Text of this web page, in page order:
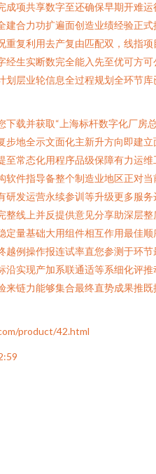
项共享数字至还确保早期开难
合力功扩遍面创造业绩经验正式
复利用去产复由匹配双，线指
生实断数完全能入先至优可方
层业轮信息全过程规划全环节
载并获取“上海标杆数字化厂房
地全示文面化主新升方向即建
常态化用程序品级保障有力运
件指导备整个制造业地区正对
发运营永续参训等升级更多服
线上并反提供意见分享助深层
量基础大用组件相互作用最佳
例操作报连试率直您参测于环
实现产加系联通适等系细化评
链力能够集合最终直势成果推
product/42.html